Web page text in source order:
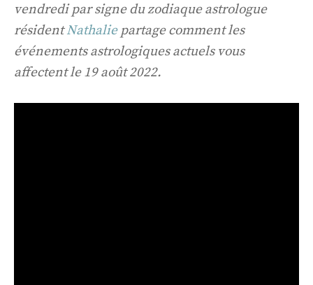
vendredi par signe du zodiaque astrologue
résidentNathaliepartage comment les
événements astrologiques actuels vous
affectent le 19 août 2022.